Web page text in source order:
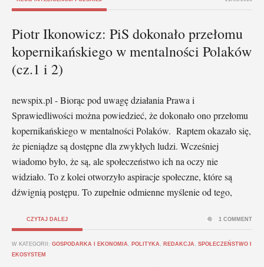
Piotr Ikonowicz: PiS dokonało przełomu
kopernikańskiego w mentalności Polaków
(cz.1 i 2)
newspix.pl - Biorąc pod uwagę działania Prawa i
Sprawiedliwości można powiedzieć, że dokonało ono przełomu
kopernikańskiego w mentalności Polaków. Raptem okazało się,
że pieniądze są dostępne dla zwykłych ludzi. Wcześniej
wiadomo było, że są, ale społeczeństwo ich na oczy nie
widziało. To z kolei otworzyło aspiracje społeczne, które są
dźwignią postępu. To zupełnie odmienne myślenie od tego,
CZYTAJ DALEJ
W KATEGORII: GOSPODARKA I EKONOMIA POLITYKA REDAKCJA
SPOŁECZEŃSTWO I
EKOSYSTEM
1 COMMENT